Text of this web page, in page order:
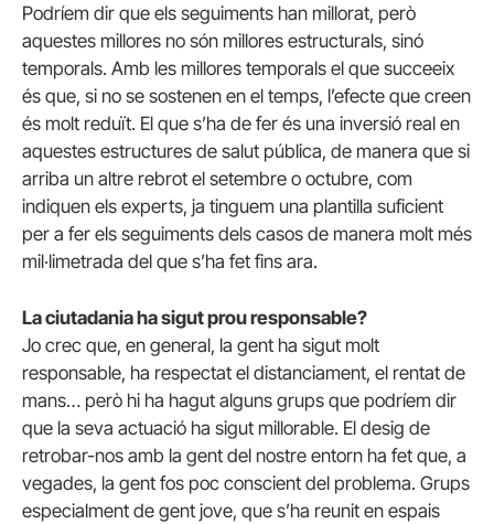
Podríem dir que els seguiments han millorat, però
aquestes millores no són millores estructurals, sinó
temporals. Amb les millores temporals el que succeeix
és que, si no se sostenen en el temps, l’efecte que creen
és molt reduït. El que s’ha de fer és una inversió real en
aquestes estructures de salut pública, de manera que si
arriba un altre rebrot el setembre o octubre, com
indiquen els experts, ja tinguem una plantilla suficient
per a fer els seguiments dels casos de manera molt més
mil·limetrada del que s’ha fet fins ara.
La ciutadania ha sigut prou responsable?
Jo crec que, en general, la gent ha sigut molt
responsable, ha respectat el distanciament, el rentat de
mans… però hi ha hagut alguns grups que podríem dir
que la seva actuació ha sigut millorable. El desig de
retrobar-nos amb la gent del nostre entorn ha fet que, a
vegades, la gent fos poc conscient del problema. Grups
especialment de gent jove, que s’ha reunit en espais